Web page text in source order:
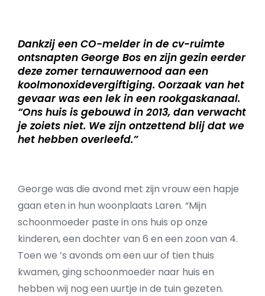
Dankzij een CO-melder in de cv-ruimte
ontsnapten George Bos en zijn gezin eerder
deze zomer ternauwernood aan een
koolmonoxidevergiftiging. Oorzaak van het
gevaar was een lek in een rookgaskanaal.
“Ons huis is gebouwd in 2013, dan verwacht
je zoiets niet. We zijn ontzettend blij dat we
het hebben overleefd.”
George was die avond met zijn vrouw een hapje
gaan eten in hun woonplaats Laren. “Mijn
schoonmoeder paste in ons huis op onze
kinderen, een dochter van 6 en een zoon van 4.
Toen we ’s avonds om een uur of tien thuis
kwamen, ging schoonmoeder naar huis en
hebben wij nog een uurtje in de tuin gezeten.